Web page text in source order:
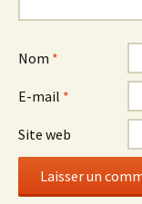
Nom *
E-mail *
Site web